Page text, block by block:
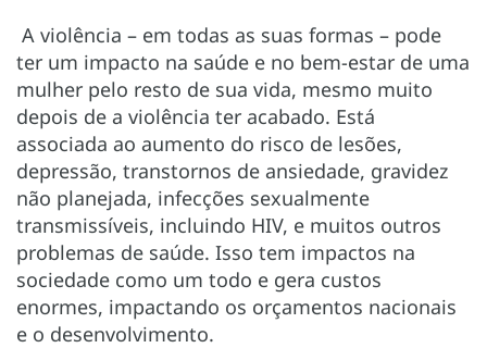
A violência – em todas as suas formas – pode
ter um impacto na saúde e no bem-estar de uma
mulher pelo resto de sua vida, mesmo muito
depois de a violência ter acabado. Está
associada ao aumento do risco de lesões,
depressão, transtornos de ansiedade, gravidez
não planejada, infecções sexualmente
transmissíveis, incluindo HIV, e muitos outros
problemas de saúde. Isso tem impactos na
sociedade como um todo e gera custos
enormes, impactando os orçamentos nacionais
e o desenvolvimento.